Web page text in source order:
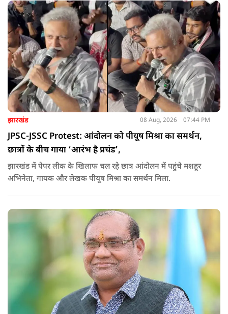
की हर चुनौती का सामना करने में सक्षम है.
झारखंड 08 Aug, 2026 07:44 PM
JPSC-JSSC Protest: आंदोलन को पीयूष मिश्रा का समर्थन,
छात्रों के बीच गाया ‘आरंभ है प्रचंड’,
झारखंड में पेपर लीक के खिलाफ चल रहे छात्र आंदोलन में पहुंचे मशहूर
अभिनेता, गायक और लेखक पीयूष मिश्रा का समर्थन मिला.